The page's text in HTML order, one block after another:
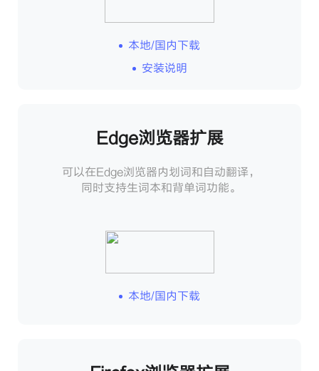
本地/国内下载
安装说明
Edge浏览器扩展
可以在Edge浏览器内划词和自动翻译，
同时支持生词本和背单词功能。
本地/国内下载